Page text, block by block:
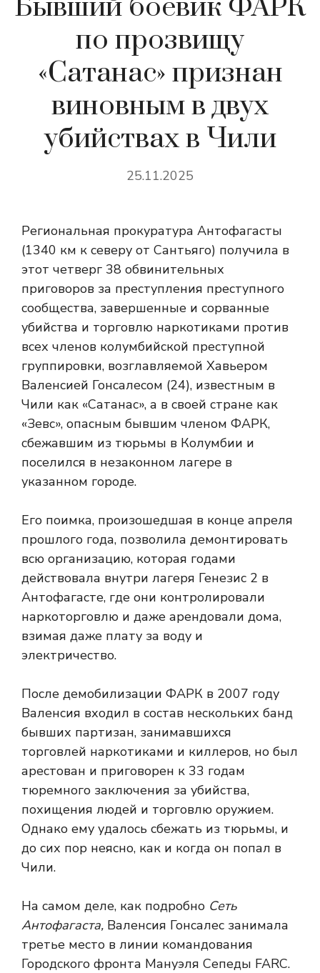
Бывший боевик ФАРК
по прозвищу
«Сатанас» признан
виновным в двух
убийствах в Чили
25.11.2025
Региональная прокуратура Антофагасты
(1340 км к северу от Сантьяго) получила в
этот четверг 38 обвинительных
приговоров за преступления преступного
сообщества, завершенные и сорванные
убийства и торговлю наркотиками против
всех членов колумбийской преступной
группировки, возглавляемой Хавьером
Валенсией Гонсалесом (24), известным в
Чили как «Сатанас», а в своей стране как
«Зевс», опасным бывшим членом ФАРК,
сбежавшим из тюрьмы в Колумбии и
поселился в незаконном лагере в
указанном городе.
Его поимка, произошедшая в конце апреля
прошлого года, позволила демонтировать
всю организацию, которая годами
действовала внутри лагеря Генезис 2 в
Антофагасте, где они контролировали
наркоторговлю и даже арендовали дома,
взимая даже плату за воду и
электричество.
После демобилизации ФАРК в 2007 году
Валенсия входил в состав нескольких банд
бывших партизан, занимавшихся
торговлей наркотиками и киллеров, но был
арестован и приговорен к 33 годам
тюремного заключения за убийства,
похищения людей и торговлю оружием.
Однако ему удалось сбежать из тюрьмы, и
до сих пор неясно, как и когда он попал в
Чили.
На самом деле, как подробно Сеть
Антофагаста, Валенсия Гонсалес занимала
третье место в линии командования
Городского фронта Мануэля Сепеды FARC.